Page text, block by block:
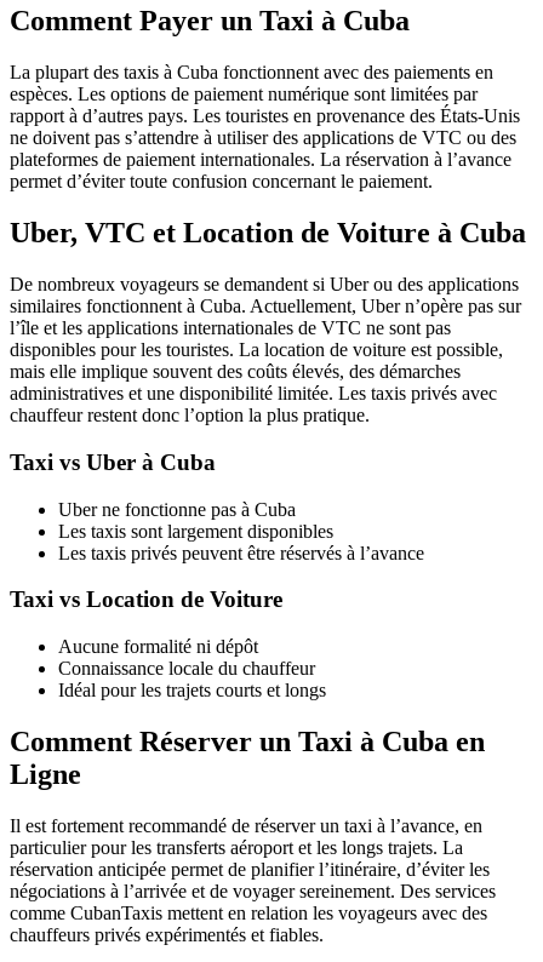
Comment Payer un Taxi à Cuba
La plupart des taxis à Cuba fonctionnent avec des paiements en
espèces. Les options de paiement numérique sont limitées par
rapport à d’autres pays. Les touristes en provenance des États-Unis
ne doivent pas s’attendre à utiliser des applications de VTC ou des
plateformes de paiement internationales. La réservation à l’avance
permet d’éviter toute confusion concernant le paiement.
Uber, VTC et Location de Voiture à Cuba
De nombreux voyageurs se demandent si Uber ou des applications
similaires fonctionnent à Cuba. Actuellement, Uber n’opère pas sur
l’île et les applications internationales de VTC ne sont pas
disponibles pour les touristes. La location de voiture est possible,
mais elle implique souvent des coûts élevés, des démarches
administratives et une disponibilité limitée. Les taxis privés avec
chauffeur restent donc l’option la plus pratique.
Taxi vs Uber à Cuba
Uber ne fonctionne pas à Cuba
Les taxis sont largement disponibles
Les taxis privés peuvent être réservés à l’avance
Taxi vs Location de Voiture
Aucune formalité ni dépôt
Connaissance locale du chauffeur
Idéal pour les trajets courts et longs
Comment Réserver un Taxi à Cuba en
Ligne
Il est fortement recommandé de réserver un taxi à l’avance, en
particulier pour les transferts aéroport et les longs trajets. La
réservation anticipée permet de planifier l’itinéraire, d’éviter les
négociations à l’arrivée et de voyager sereinement. Des services
comme CubanTaxis mettent en relation les voyageurs avec des
chauffeurs privés expérimentés et fiables.